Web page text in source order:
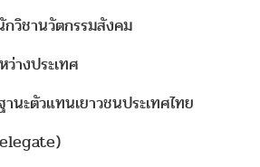
วิชานวัตกรรมสังคม
างประเทศ
านะตัวแทนเยาวชนประเทศไทย